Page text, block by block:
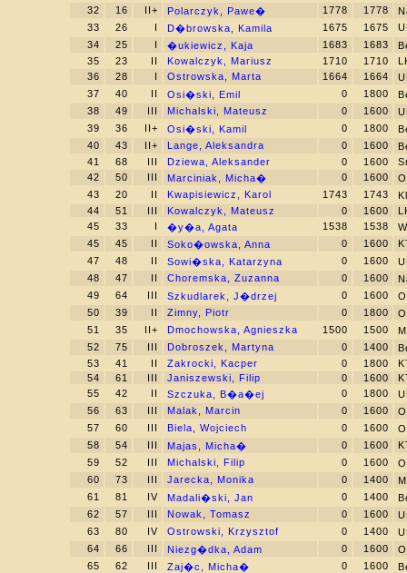
32
16 II+ Polarczyk, Pawe� 1778 1778
33
26 I D�browska, Kamila 1675 1675
34
25 I �ukiewicz, Kaja 1683 1683
35
23 II Kowalczyk, Mariusz 1710 1710
36
28 I Ostrowska, Marta 1664 1664
37
40 II Osi�ski, Emil 0 1800
38
49 III Michalski, Mateusz 0 1600
39
36 II+ Osi�ski, Kamil 0 1800
40
43 II+ Lange, Aleksandra 0 1600
41
68 III Dziewa, Aleksander 0 1600
42
50 III Marciniak, Micha� 0 1600
43
20 II Kwapisiewicz, Karol 1743 1743
44
51 III Kowalczyk, Mateusz 0 1600
45
33 I �y�a, Agata 1538 1538
45
45 II Soko�owska, Anna 0 1600
47
48 II Sowi�ska, Katarzyna 0 1600
48
47 II Choremska, Zuzanna 0 1600
49
64 III Szkudlarek, J�drzej 0 1600
50
39 II Zimny, Piotr 0 1800
51
35 II+ Dmochowska, Agnieszka 1500 1500
52
75 III Dobroszek, Martyna 0 1400
53
41 II Zakrocki, Kacper 0 1800
54
61 III Janiszewski, Filip 0 1600
55
42 II Szczuka, B�a�ej 0 1800
56
63 III Malak, Marcin 0 1600
57
60 III Biela, Wojciech 0 1600
58
54 III Majas, Micha� 0 1600
59
52 III Michalski, Filip 0 1600
60
73 III Jarecka, Monika 0 1400
61
81 IV Madali�ski, Jan 0 1400
62
57 III Nowak, Tomasz 0 1600
63
80 IV Ostrowski, Krzysztof 0 1400
64
66 III Niezg�dka, Adam 0 1600
65
62 III Zaj�c, Micha� 0 1600